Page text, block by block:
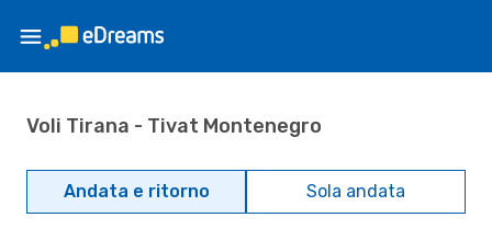
Voli Tirana - Tivat Montenegro
Andata e ritorno Sola andata